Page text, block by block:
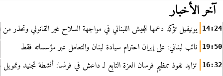
آخر الأخبار
14:24 يونيفيل تؤكد دعمها للجيش اللبناني في مواجهة السلاح غير القانوني وتحذر من
19:50 نائب لبناني: على إيران احترام سيادة لبنان والتعامل عبر مؤسساته فقط
16:32 تزايد نفوذ تنظيم فرسان العزة التابع لـ داعش في فرنسا: أنشطة تجنيد